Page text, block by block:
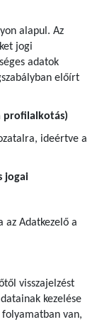
alapul. Az
jogi
adatok
előírt
profilalkotás)
ideértve a
jogai
az Adatkezelő a
visszajelzést
kezelése
van,